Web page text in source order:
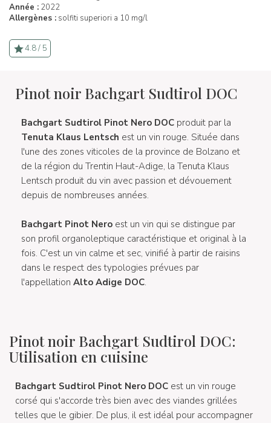
Année : 2022
Allergènes : solfiti superiori a 10 mg/l
4.8 / 5
Pinot noir Bachgart Sudtirol DOC
Bachgart Sudtirol Pinot Nero DOC produit par la
Tenuta Klaus Lentsch est un vin rouge. Située dans
l'une des zones viticoles de la province de Bolzano et
de la région du Trentin Haut-Adige, la Tenuta Klaus
Lentsch produit du vin avec passion et dévouement
depuis de nombreuses années.
Bachgart Pinot Nero est un vin qui se distingue par
son profil organoleptique caractéristique et original à la
fois. C'est un vin calme et sec, vinifié à partir de raisins
dans le respect des typologies prévues par
l'appellation Alto Adige DOC.
Pinot noir Bachgart Sudtirol DOC:
Utilisation en cuisine
Bachgart Sudtirol Pinot Nero DOC est un vin rouge
corsé qui s'accorde très bien avec des viandes grillées
telles que le gibier. De plus, il est idéal pour accompagner